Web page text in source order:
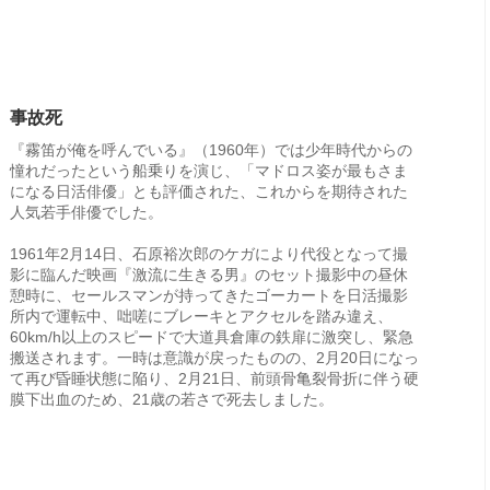
事故死
『霧笛が俺を呼んでいる』（1960年）では少年時代からの
憧れだったという船乗りを演じ、「マドロス姿が最もさま
になる日活俳優」とも評価された、これからを期待された
人気若手俳優でした。
1961年2月14日、石原裕次郎のケガにより代役となって撮
影に臨んだ映画『激流に生きる男』のセット撮影中の昼休
憩時に、セールスマンが持ってきたゴーカートを日活撮影
所内で運転中、咄嗟にブレーキとアクセルを踏み違え、
60km/h以上のスピードで大道具倉庫の鉄扉に激突し、緊急
搬送されます。一時は意識が戻ったものの、2月20日になっ
て再び昏睡状態に陥り、2月21日、前頭骨亀裂骨折に伴う硬
膜下出血のため、21歳の若さで死去しました。